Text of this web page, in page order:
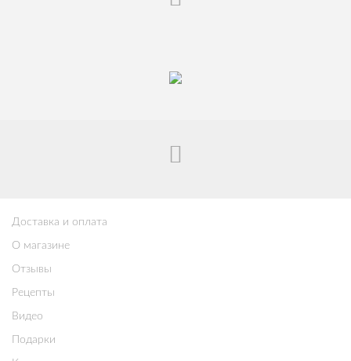
Доставка и оплата
О магазине
Отзывы
Рецепты
Видео
Подарки